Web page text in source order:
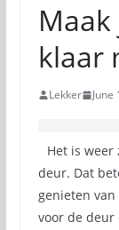
klaar
Lekker June
Het is weer
deur. Dat
genieten
voor de deur